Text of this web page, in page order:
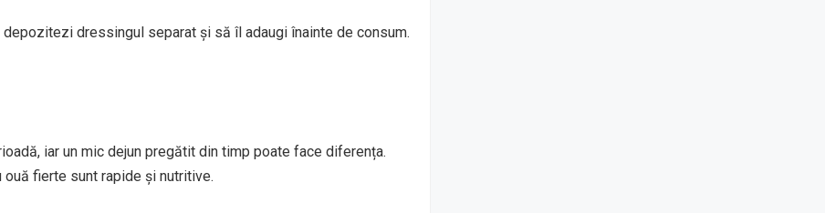
dressingul separat și să îl adaugi înainte de consum.
iar un mic dejun pregătit din timp poate face diferența.
fierte sunt rapide și nutritive.